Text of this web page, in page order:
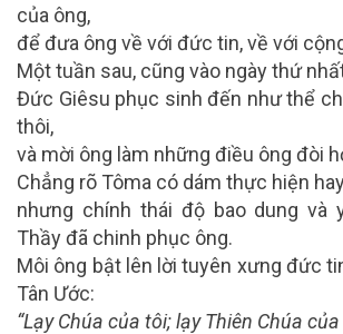
của ông,
để đưa ông về với đức tin, về với
Một tuần sau, cũng vào ngày thứ
Đức Giêsu phục sinh đến như thể
thôi,
và mời ông làm những điều ông đòi
Chẳng rõ Tôma có dám thực hiện
nhưng chính thái độ bao dung và
Thầy đã chinh phục ông.
Môi ông bật lên lời tuyên xưng đức
Tân Ước:
“Lạy Chúa của tôi; lạy Thiên Chúa của